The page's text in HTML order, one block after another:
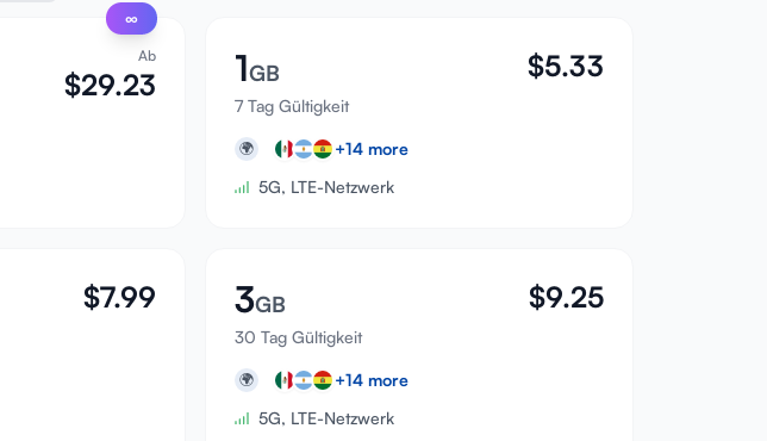
∞
Ab
$29.23 1GB
7 Tag Gültigkeit
$5.33
🌍 +14 more
5G, LTE-Netzwerk
$7.99 3GB
30 Tag Gültigkeit
$9.25
🌍 +14 more
5G, LTE-Netzwerk